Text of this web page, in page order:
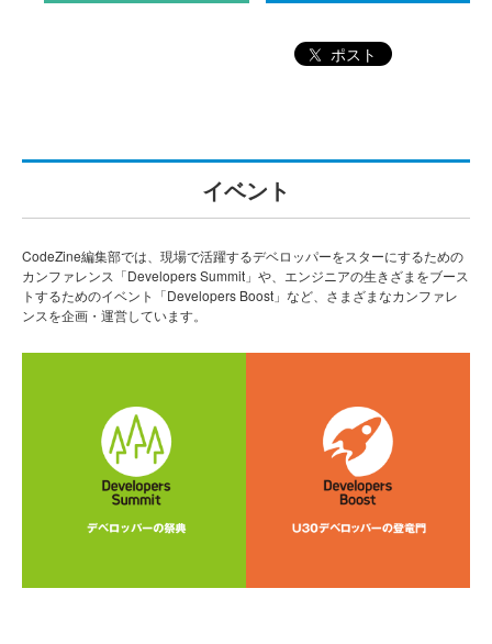
ポスト
イベント
CodeZine編集部では、現場で活躍するデベロッパーをスターにするための
カンファレンス「Developers Summit」や、エンジニアの生きざまをブース
トするためのイベント「Developers Boost」など、さまざまなカンファレ
ンスを企画・運営しています。